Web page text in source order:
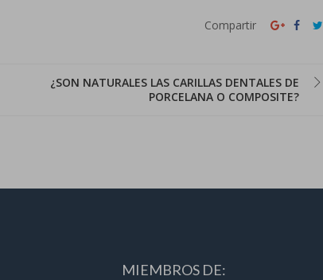
Compartir
¿SON NATURALES LAS CARILLAS DENTALES DE
PORCELANA O COMPOSITE?
MIEMBROS DE: